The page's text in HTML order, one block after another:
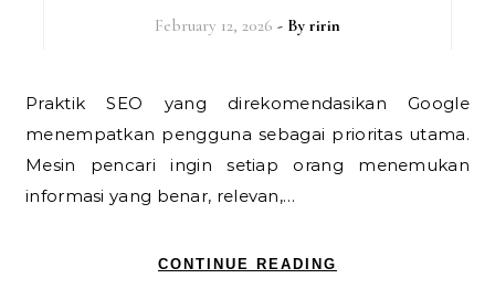
February 12, 2026 - By ririn
Praktik SEO yang direkomendasikan Google
menempatkan pengguna sebagai prioritas utama.
Mesin pencari ingin setiap orang menemukan
informasi yang benar, relevan,…
CONTINUE READING